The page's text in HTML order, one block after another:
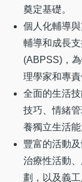
奠定基礎。
個人化輔導
輔導和成長
(ABPSS)，
理學家和專
全面的生活
技巧、情緒
養獨立生活能
豐富的活動
治療性活動
劃，以及義工